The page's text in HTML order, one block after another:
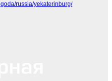
russia/yekaterinburg/